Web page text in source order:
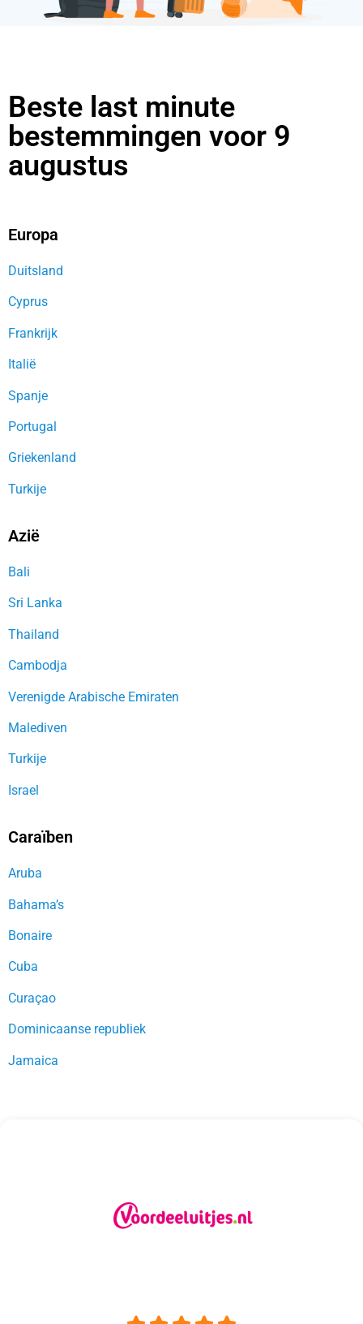
Beste last minute
bestemmingen voor 9
augustus
Europa
Duitsland
Cyprus
Frankrijk
Italië
Spanje
Portugal
Griekenland
Turkije
Azië
Bali
Sri Lanka
Thailand
Cambodja
Verenigde Arabische Emiraten
Malediven
Turkije
Israel
Caraïben
Aruba
Bahama’s
Bonaire
Cuba
Curaçao
Dominicaanse republiek
Jamaica